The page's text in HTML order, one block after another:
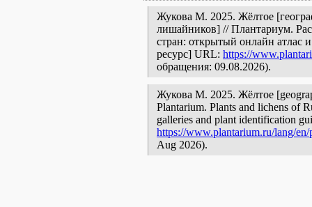
Жукова М. 2025. Жёлтое
лишайников] // Плантариум.
стран: открытый онлайн атлас
ресурс] URL: https://
обращения: 09.08.2026).
Жукова М. 2025. Жёлтое
Plantarium. Plants and lichens of
galleries and plant identification
https://www.plantarium.ru/lang/
Aug 2026).